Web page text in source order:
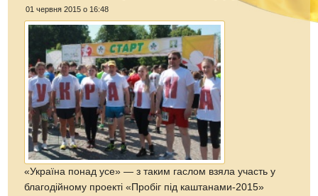
01 червня 2015 о 16:48
«Україна понад усе» — з таким гаслом взяла участь у
благодійному проекті «Пробіг під каштанами-2015»